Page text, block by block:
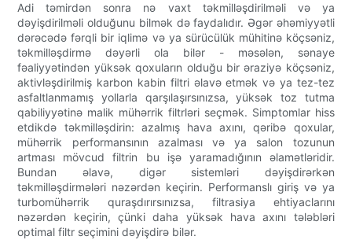
Adi təmirdən sonra nə vaxt təkmilləşdirilməli və ya
dəyişdirilməli olduğunu bilmək də faydalıdır. Əgər əhəmiyyətli
dərəcədə fərqli bir iqlimə və ya sürücülük mühitinə köçsəniz,
təkmilləşdirmə dəyərli ola bilər - məsələn, sənaye
fəaliyyətindən yüksək qoxuların olduğu bir əraziyə köçsəniz,
aktivləşdirilmiş karbon kabin filtri əlavə etmək və ya tez-tez
asfaltlanmamış yollarla qarşılaşırsınızsa, yüksək toz tutma
qabiliyyətinə malik mühərrik filtrləri seçmək. Simptomlar hiss
etdikdə təkmilləşdirin: azalmış hava axını, qəribə qoxular,
mühərrik performansının azalması və ya salon tozunun
artması mövcud filtrin bu işə yaramadığının əlamətləridir.
Bundan əlavə, digər sistemləri dəyişdirərkən
təkmilləşdirmələri nəzərdən keçirin. Performanslı giriş və ya
turbomühərrik quraşdırırsınızsa, filtrasiya ehtiyaclarını
nəzərdən keçirin, çünki daha yüksək hava axını tələbləri
optimal filtr seçimini dəyişdirə bilər.